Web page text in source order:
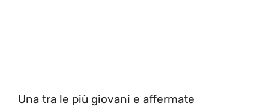
Una tra le più giovani e affermate